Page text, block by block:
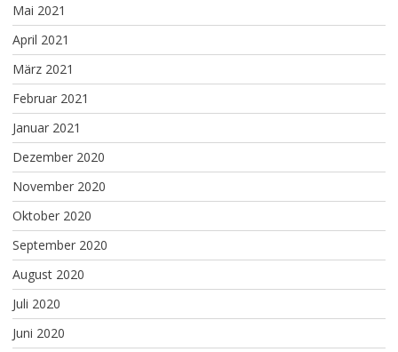
Mai 2021
April 2021
März 2021
Februar 2021
Januar 2021
Dezember 2020
November 2020
Oktober 2020
September 2020
August 2020
Juli 2020
Juni 2020